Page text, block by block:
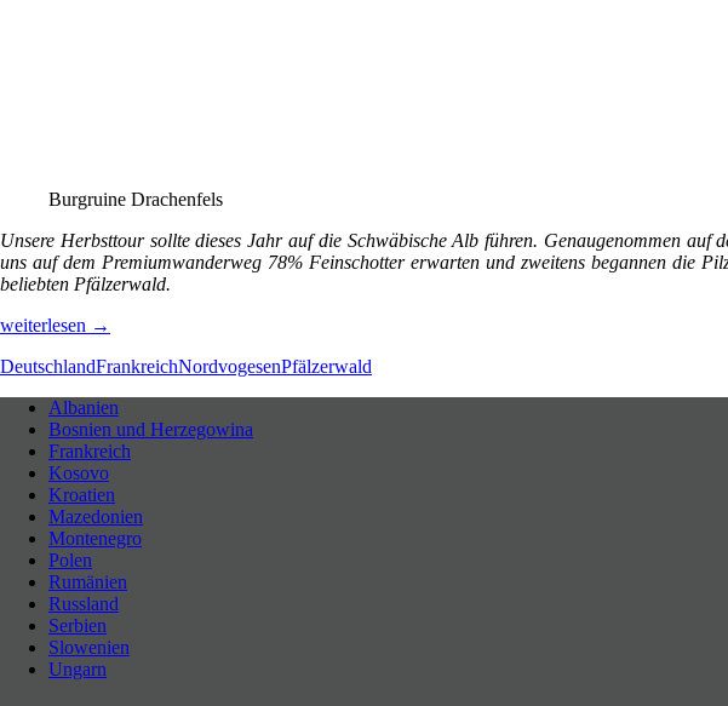
Burgruine Drachenfels
Unsere Herbsttour sollte dieses Jahr auf die Schwäbische Alb führen. Genaugenommen
uns auf dem Premiumwanderweg 78% Feinschotter erwarten und zweitens begannen die
beliebten Pfälzerwald.
Auf
Felsenland
(Pfälzerwald/Nordvogesen
Deutschland/Frankreich)
weiterlesen →
DeutschlandFrankreichNordvogesenPfälzerwald
Neues entdecken durch Langsamkeit
Albanien
Bosnien und Herzegowina
Frankreich
Kosovo
Kroatien
Mazedonien
Montenegro
Polen
Rumänien
Russland
Serbien
Slowenien
Ungarn